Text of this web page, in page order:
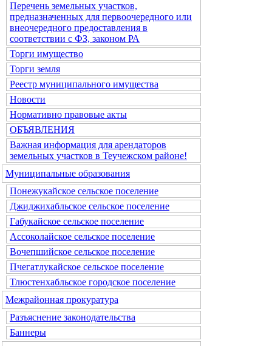
Перечень земельных участков,
предназначенных для первоочередного или
внеочередного предоставления в
соответствии с ФЗ, законом РА
Торги имущество
Торги земля
Реестр муниципального имущества
Новости
Нормативно правовые акты
ОБЪЯВЛЕНИЯ
Важная информация для арендаторов
земельных участков в Теучежском районе!
Муниципальные образования
Понежукайское сельское поселение
Джиджихабльское сельское поселение
Габукайское сельское поселение
Ассоколайское сельское поселение
Вочепшийское сельское поселение
Пчегатлукайское сельское поселение
Тлюстенхабльское городское поселение
Межрайонная прокуратура
Разъяснение законодательства
Баннеры